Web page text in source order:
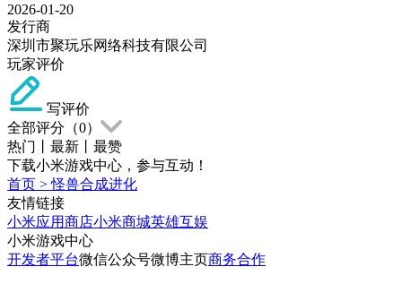
2026-01-20
发行商
深圳市聚玩乐网络科技有限公司
玩家评价
写评价
全部评分（0）
热门
最新
最赞
下载小米游戏中心，参与互动！
首页 >怪兽合成进化
友情链接
小米应用商店小米商城英雄互娱
小米游戏中心
开发者平台微信公众号微博主页商务合作